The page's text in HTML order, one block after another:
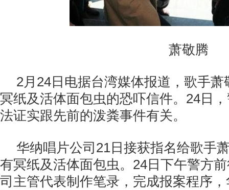
萧敬腾
2月24日电据台湾媒体报道，歌手
冥纸及活体面包虫的恐吓信件。24日
法证实跟先前的泼粪事件有关。
华纳唱片公司21日接获指名给歌手
有冥纸及活体面包虫。24日下午警方
司主管代表制作笔录，完成报案程序